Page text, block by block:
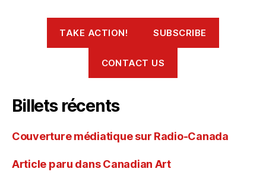
TAKE ACTION! SUBSCRIBE
CONTACT US
Billets récents
Couverture médiatique sur Radio-Canada
Article paru dans Canadian Art